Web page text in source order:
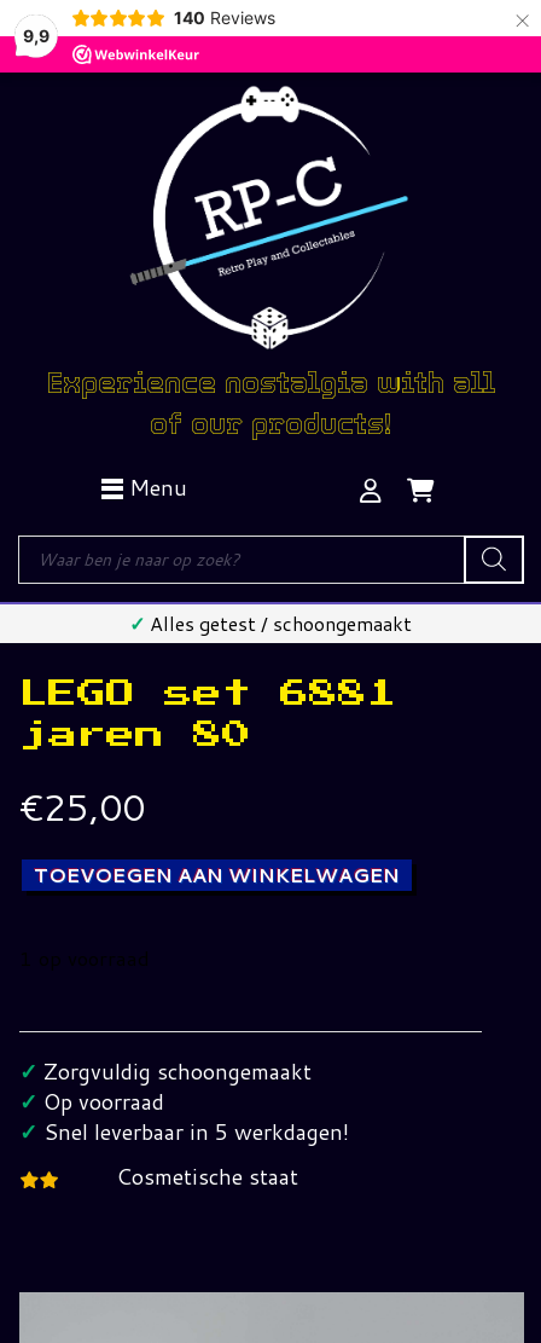
9,9
140 Reviews ×
Experience nostalgia with all
of our products!
Menu
Producten
zoeken
✓ Alles getest / schoongemaakt
LEGO set 6881
jaren 80
€25,00
TOEVOEGEN AAN WINKELWAGEN
1 op voorraad
set
6881
jaren
80
✓ Zorgvuldig schoongemaakt
✓ Op voorraad
✓ Snel leverbaar in 5 werkdagen!
Cosmetische staat